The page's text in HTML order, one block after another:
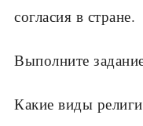
согласия в стране.
Выполните
Какие виды